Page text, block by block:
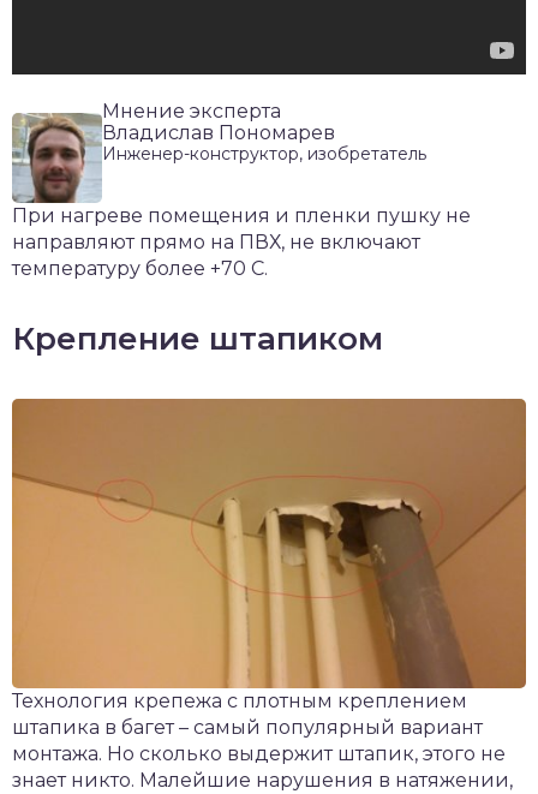
Мнение эксперта
Владислав Пономарев
Инженер-конструктор, изобретатель
При нагреве помещения и пленки пушку не
направляют прямо на ПВХ, не включают
температуру более +70 С.
Крепление штапиком
Технология крепежа с плотным креплением
штапика в багет – самый популярный вариант
монтажа. Но сколько выдержит штапик, этого не
знает никто. Малейшие нарушения в натяжении,